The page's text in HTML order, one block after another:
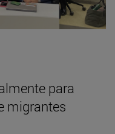
para
migrantes